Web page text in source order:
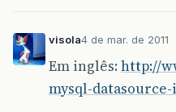
visola4 de mar. de 2011
Em inglês: http://
mysql-